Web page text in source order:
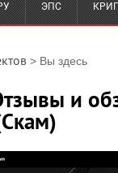
ЭПС
> Вы здесь
и